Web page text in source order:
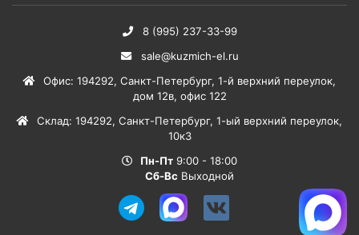
8 (995) 237-33-99
sale@kuzmich-el.ru
Офис: 194292, Санкт-Петербург, 1-й верхний переулок,
дом 12в, офис 122
Склад: 194292, Санкт-Петербург, 1-ый верхний переулок,
10к3
Пн-Пт 9:00 - 18:00
Сб-Вс Выходной